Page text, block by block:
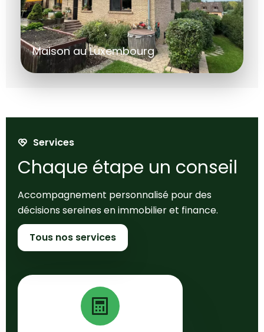
Maison au Luxembourg
Services
Chaque étape un conseil
Accompagnement personnalisé pour des
décisions sereines en immobilier et finance.
Tous nos services